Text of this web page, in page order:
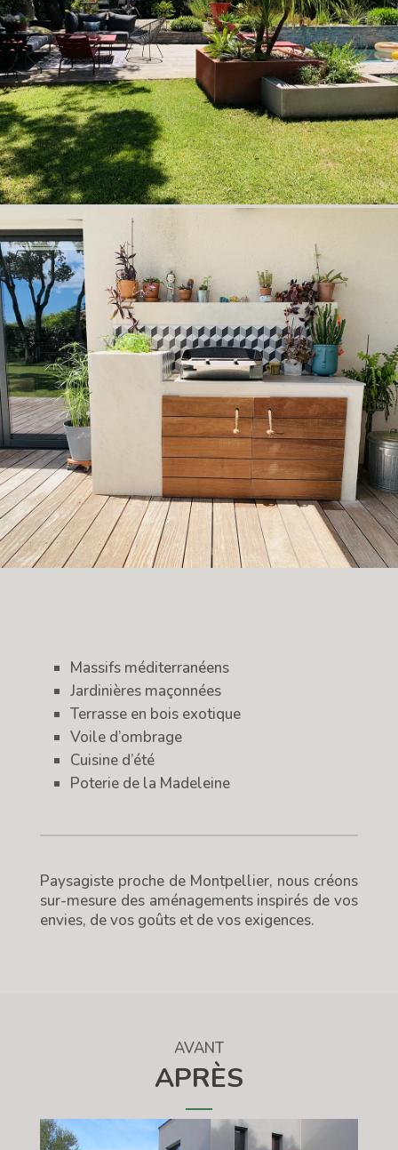
Massifs méditerranéens
Jardinières maçonnées
Terrasse en bois exotique
Voile d’ombrage
Cuisine d’été
Poterie de la Madeleine
Paysagiste proche de Montpellier, nous créons
sur-mesure des aménagements inspirés de vos
envies, de vos goûts et de vos exigences.
AVANT
APRÈS